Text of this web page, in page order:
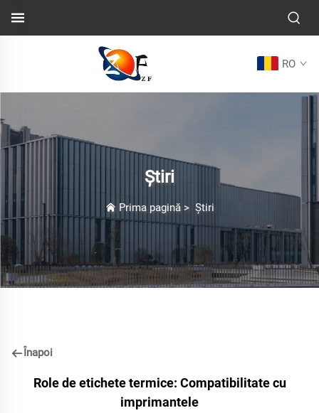
RO
Știri
Prima pagină> Știri
Înapoi
Role de etichete termice: Compatibilitate cu
imprimantele